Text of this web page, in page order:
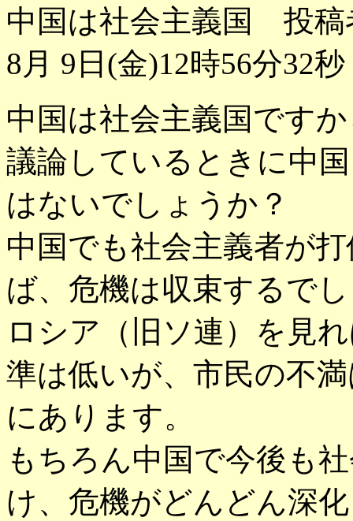
中国は社会主義国 投
8月 9日(金)12時56分32秒
中国は社会主義国です
議論しているときに中
はないでしょうか？
中国でも社会主義者が
ば、危機は収束するで
ロシア（旧ソ連）を見
準は低いが、市民の不
にあります。
もちろん中国で今後も
け、危機がどんどん深